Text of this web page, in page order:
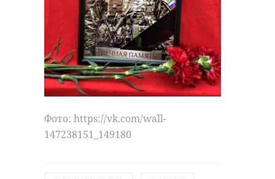
Фото: https://vk.com/wall-
147238151_149180